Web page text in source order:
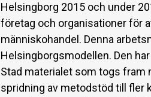
Helsingborg 2015 och under
företag och organisationer för
människohandel. Denna
Helsingborgsmodellen. Den
Stad materialet som togs fram
spridning av metodstöd till fler